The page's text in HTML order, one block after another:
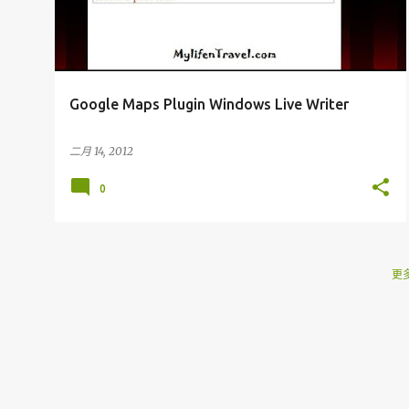
Google Maps Plugin Windows Live Writer
二月 14, 2012
0
更